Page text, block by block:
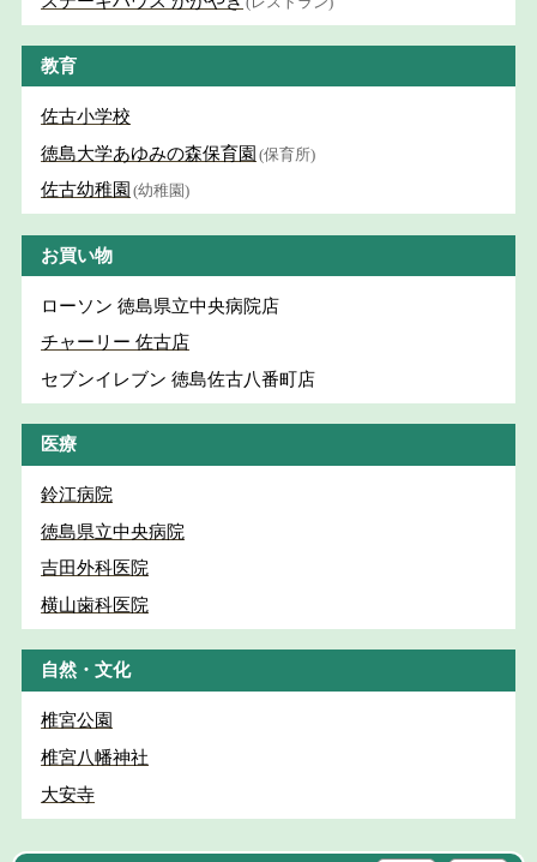
教育
佐古小学校
徳島大学あゆみの森保育園 (保育所)
佐古幼稚園 (幼稚園)
お買い物
ローソン 徳島県立中央病院店
チャーリー 佐古店
セブンイレブン 徳島佐古八番町店
医療
鈴江病院
徳島県立中央病院
吉田外科医院
横山歯科医院
自然・文化
椎宮公園
椎宮八幡神社
大安寺